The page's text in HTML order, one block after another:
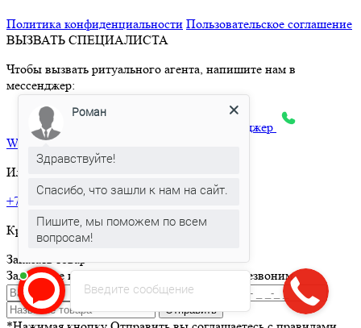
Политика конфиденциальности Пользовательское соглашение
ВЫЗВАТЬ СПЕЦИАЛИСТА
Чтобы вызвать ритуального агента, напишите нам в
мессенджер:
max
Яндекс.Месенджер
What’sApp
Или позвоните по телефону:
+7 495 150-36-47
Круглосуточная горячая линия
Заказать товар
Заполните и отправьте форму и мы вам перезвоним
Отправить
Введите сообщение
Роман
Здравствуйте!
Спасибо, что зашли к нам на сайт.
Пишите, мы поможем по всем
вопросам!